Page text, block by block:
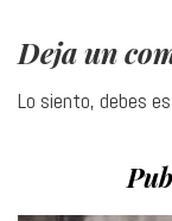
Deja un
Lo siento, debes